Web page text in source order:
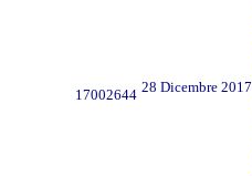
17002644 28 Dicembre 2017